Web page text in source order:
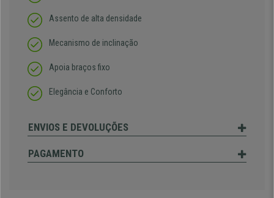
Assento de alta densidade
Mecanismo de inclinação
Apoia braços fixo
Elegância e Conforto
ENVIOS E DEVOLUÇÕES
PAGAMENTO